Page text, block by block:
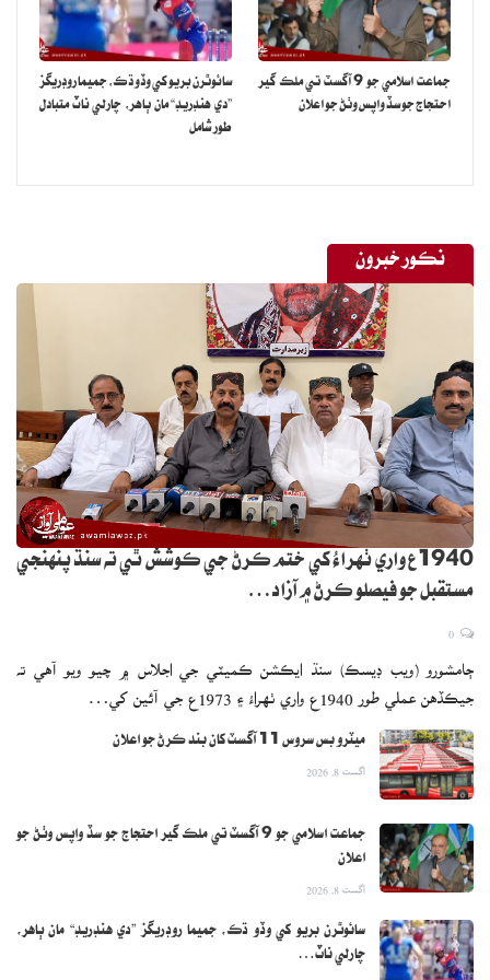
جماعت اسلامي جو 9 آگسٽ تي ملڪ گير
احتجاج جو سڏ واپس وٺڻ جو اعلان
سائوٿرن بريو کي وڏو ڌڪ، جميما روڊريگز
”دي هنڊريڊ“ مان ٻاهر، چارلي ناٽ متبادل
طور شامل
نڪور خبرون
1940ع واري ٺهراءُ کي ختم ڪرڻ جي ڪوشش ٿي ته سنڌ پنهنجي
مستقبل جو فيصلو ڪرڻ ۾ آزاد…
ڄامشورو (ويب ڊيسڪ) سنڌ ايڪشن ڪميٽي جي اجلاس ۾ چيو ويو آهي ته
جيڪڏهن عملي طور 1940ع واري ٺهراءُ ۽ 1973ع جي آئين کي…
ميٽرو بس سروس 11 آگسٽ کان بند ڪرڻ جو اعلان
اگست 8, 2026
جماعت اسلامي جو 9 آگسٽ تي ملڪ گير احتجاج جو سڏ واپس وٺڻ جو
اعلان
اگست 8, 2026
سائوٿرن بريو کي وڏو ڌڪ، جميما روڊريگز ”دي هنڊريڊ“ مان ٻاهر،
چارلي ناٽ…